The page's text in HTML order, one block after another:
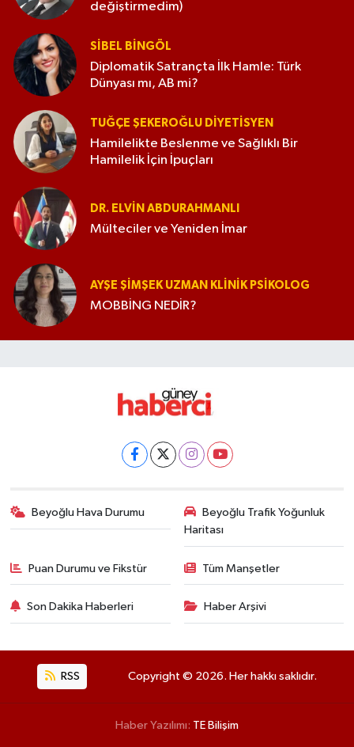
değiştirmedim)
SIBEL BINGÖL
Diplomatik Satrançta İlk Hamle: Türk
Dünyası mı, AB mi?
TUĞÇE ŞEKEROĞLU DIYETISYEN
Hamilelikte Beslenme ve Sağlıklı Bir
Hamilelik İçin İpuçları
DR. ELVIN ABDURAHMANLI
Mülteciler ve Yeniden İmar
AYŞE ŞIMŞEK UZMAN KLINIK PSIKOLOG
MOBBİNG NEDİR?
Beyoğlu Hava Durumu
Beyoğlu Trafik Yoğunluk
Haritası
Puan Durumu ve Fikstür Tüm Manşetler
Son Dakika Haberleri Haber Arşivi
RSS Copyright © 2026. Her hakkı saklıdır.
Haber Yazılımı: TE Bilişim